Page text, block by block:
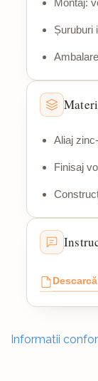
Montaj:
Șuruburi
Aliaj
Finisaj
Informatii